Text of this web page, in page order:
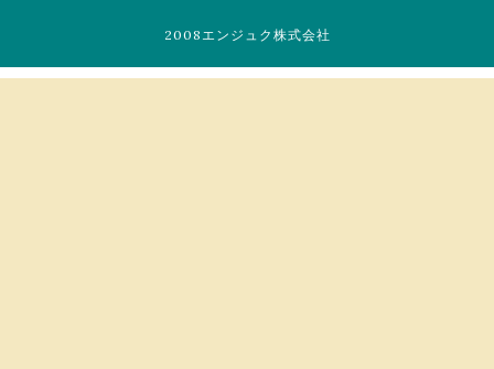
2008エンジュク株式会社